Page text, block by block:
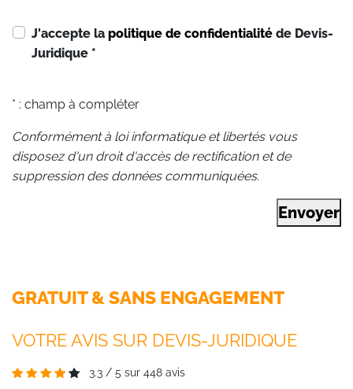
J'accepte la politique de confidentialité de Devis-
Juridique *
* : champ à compléter
Conformément à loi informatique et libertés vous
disposez d'un droit d'accès de rectification et de
suppression des données communiquées.
Envoyer
GRATUIT & SANS ENGAGEMENT
VOTRE AVIS SUR DEVIS-JURIDIQUE
3.3 / 5 sur 448 avis